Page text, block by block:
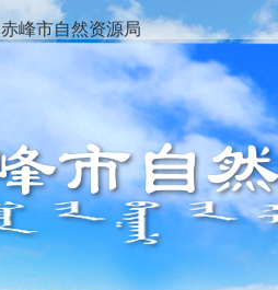
赤峰市自然资源局